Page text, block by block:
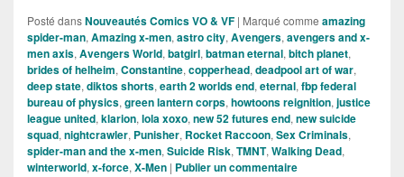
Posté dansNouveautés Comics VO & VF | Marqué comme amazing
spider-man, Amazing x-men, astro city, Avengers, avengers and x-
men axis, Avengers World, batgirl, batman eternal, bitch planet,
brides of helheim, Constantine, copperhead, deadpool art of war,
deep state, diktos shorts, earth 2 worlds end, eternal, fbp federal
bureau of physics, green lantern corps, howtoons reignition, justice
league united, klarion, lola xoxo, new 52 futures end, new suicide
squad, nightcrawler, Punisher, Rocket Raccoon, Sex Criminals,
spider-man and the x-men, Suicide Risk, TMNT, Walking Dead,
winterworld, x-force, X-Men | Publier un commentaire